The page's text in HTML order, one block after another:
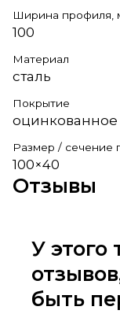
Ширина профиля,
100
Материал
сталь
Покрытие
оцинкованное
Размер / сечение
100×40
Отзывы
У этого
быть